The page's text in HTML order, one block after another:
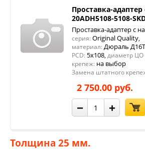
Проставка-
20ADH5108-5108-
Проставка-адаптер с
серия: Original Quality,
материал: Дюраль Д16Т
PCD: 5x108, диаметр ЦО
крепеж: на выбор
Замена штатного
2 750.00 руб.
− +
Толщина 25 мм.